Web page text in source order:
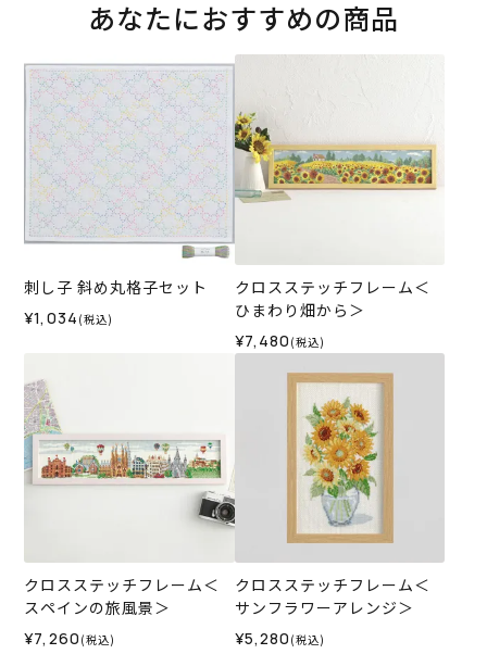
あなたにおすすめの商品
刺し子 斜め丸格子セット
¥1,034 (税込)
クロスステッチフレーム＜
ひまわり畑から＞
¥7,480 (税込)
クロスステッチフレーム＜
スペインの旅風景＞
¥7,260 (税込)
クロスステッチフレーム＜
サンフラワーアレンジ＞
¥5,280 (税込)